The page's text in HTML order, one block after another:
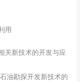
用
关新技术的开发与应
油勘探开发新技术的